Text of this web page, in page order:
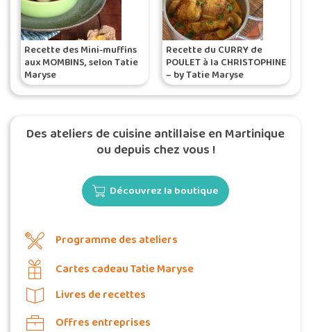
Recette des Mini-muffins
aux MOMBINS, selon Tatie
Maryse
Recette du CURRY de
POULET à la CHRISTOPHINE
– by Tatie Maryse
Des ateliers de cuisine antillaise en Martinique
ou depuis chez vous !
Découvrez la boutique
Programme des ateliers
Cartes cadeau Tatie Maryse
Livres de recettes
Offres entreprises